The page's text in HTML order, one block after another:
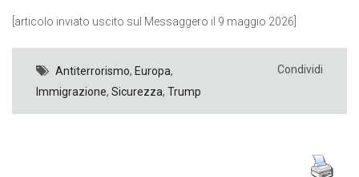
[articolo inviato uscito sul Messaggero il 9 maggio 2026]
Antiterrorismo, Europa,
Immigrazione, Sicurezza, Trump
Condividi